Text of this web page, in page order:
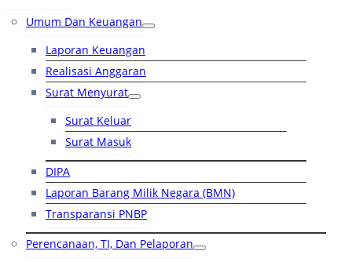
Umum Dan Keuangan
Laporan Keuangan
Realisasi Anggaran
Surat Menyurat
Surat Keluar
Surat Masuk
DIPA
Laporan Barang Milik Negara (BMN)
Transparansi PNBP
Perencanaan, TI, Dan Pelaporan